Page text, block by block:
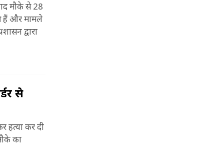
मौके से 28
हैं और मामले
द्वारा
से
हत्या कर दी
का